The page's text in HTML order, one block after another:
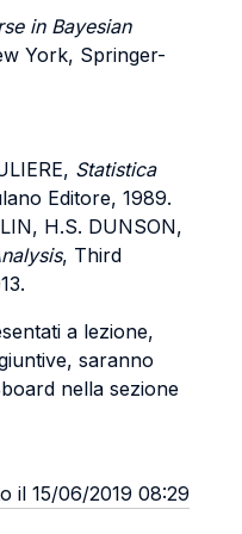
in Bayesian
York, Springer-
Statistica
Editore, 1989.
H.S. DUNSON,
, Third
a lezione,
saranno
nella sezione
il 15/06/2019 08:29